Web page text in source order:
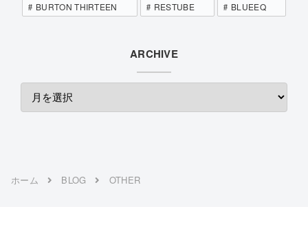
BURTON THIRTEEN
RESTUBE BLUEEQ
ARCHIVE
ホーム BLOG OTHER